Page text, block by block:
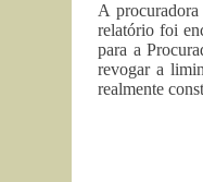
A
relatório foi
para a
revogar a
realmente